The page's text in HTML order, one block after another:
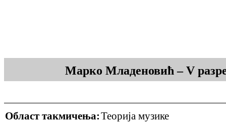
Марко Младеновић – V
Област такмичења:Теорија музике